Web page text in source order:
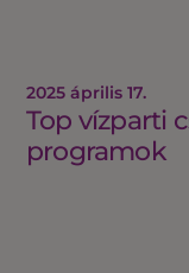
2025 április 17.
Top vízparti
programok